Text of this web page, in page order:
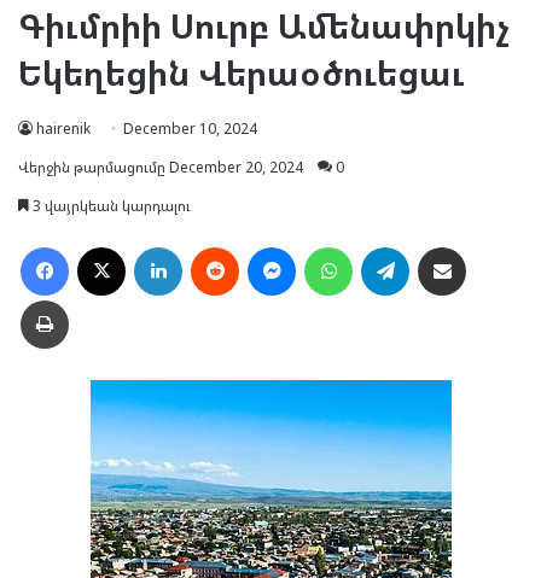
Գիւմրիի Սուրբ Ամենափրկիչ
Եկեղեցին Վերաօծուեցաւ
hairenik
December 10, 2024
Վերջին թարմացումը December 20, 2024
0
3 վայրկեան կարդալու
Facebook LinkedIn Reddit MessengerWhatsAppTelegram
Տպել